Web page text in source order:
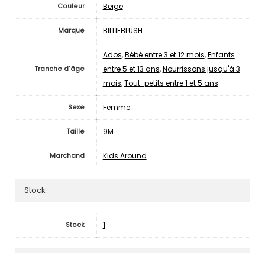
Couleur Beige
Marque BILLIEBLUSH
Tranche d'âge
Ados,Bébé entre 3 et 12 mois,Enfants
entre 5 et 13 ans,Nourrissons jusqu'à 3
mois,Tout-petits entre 1 et 5 ans
Sexe Femme
Taille 9M
Marchand Kids Around
Stock
Stock 1